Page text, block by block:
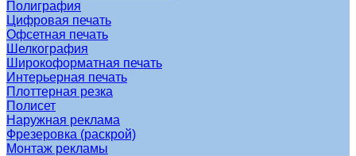
Полиграфия
Цифровая печать
Офсетная печать
Шелкография
Широкоформатная печать
Интерьерная печать
Плоттерная резка
Полисет
Наружная реклама
Фрезеровка (раскрой)
Монтаж рекламы